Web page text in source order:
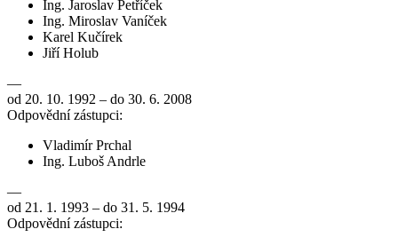
Ing. Jaroslav Petříček
Ing. Miroslav Vaníček
Karel Kučírek
Jiří Holub
—
od 20. 10. 1992 – do 30. 6. 2008
Odpovědní zástupci:
Vladimír Prchal
Ing. Luboš Andrle
—
od 21. 1. 1993 – do 31. 5. 1994
Odpovědní zástupci: